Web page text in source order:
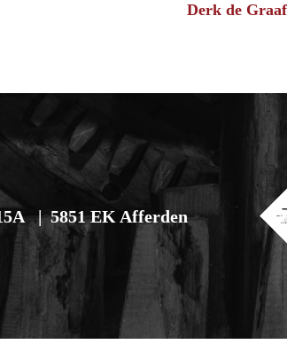
Derk de
5851 EK Afferden